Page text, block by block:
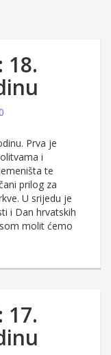
18.
Prva je
i
te
prilog za
U srijedu je
i Dan hrvatskih
molit ćemo
17.